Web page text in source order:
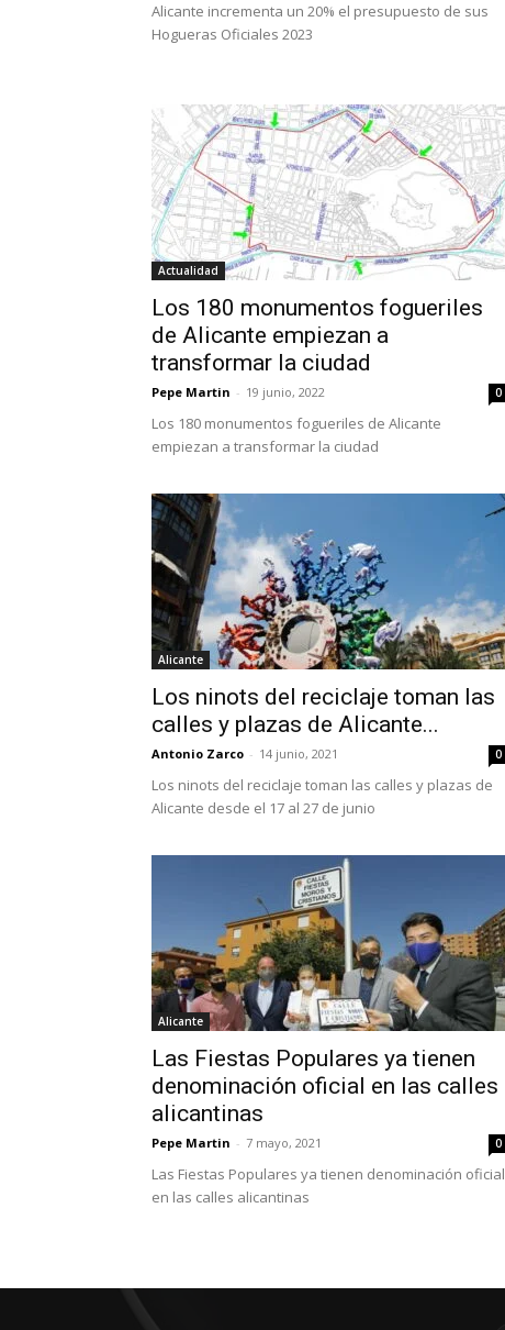
Alicante incrementa un 20% el presupuesto de sus
Hogueras Oficiales 2023
Actualidad
Los 180 monumentos fogueriles
de Alicante empiezan a
transformar la ciudad
Pepe Martin - 19 junio, 2022 0
Los 180 monumentos fogueriles de Alicante
empiezan a transformar la ciudad
Alicante
Los ninots del reciclaje toman las
calles y plazas de Alicante...
Antonio Zarco - 14 junio, 2021 0
Los ninots del reciclaje toman las calles y plazas de
Alicante desde el 17 al 27 de junio
Alicante
Las Fiestas Populares ya tienen
denominación oficial en las calles
alicantinas
Pepe Martin - 7 mayo, 2021 0
Las Fiestas Populares ya tienen denominación oficial
en las calles alicantinas